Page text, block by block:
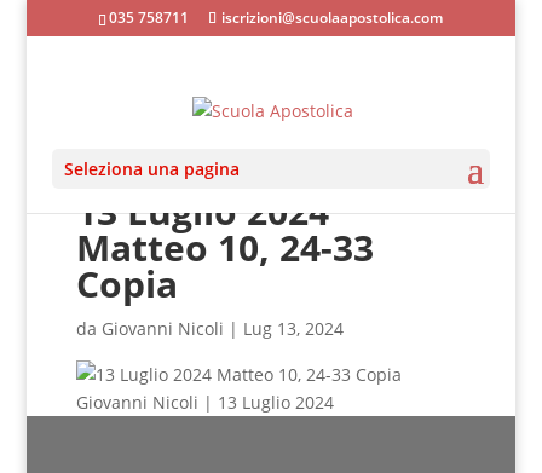
035 758711 iscrizioni@scuolaapostolica.com
Seleziona una pagina
13 Luglio 2024
Matteo 10, 24-33
Copia
da Giovanni Nicoli | Lug 13, 2024
Giovanni Nicoli | 13 Luglio 2024